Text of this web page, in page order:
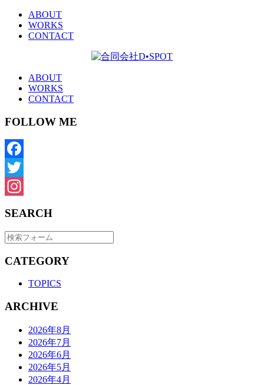
ABOUT
WORKS
CONTACT
ABOUT
WORKS
CONTACT
FOLLOW ME
Facebook
Twitter
SEARCH
CATEGORY
TOPICS
ARCHIVE
2026年8月
2026年7月
2026年6月
2026年5月
2026年4月